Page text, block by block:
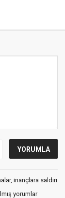
inançlara saldırı
yorumlar